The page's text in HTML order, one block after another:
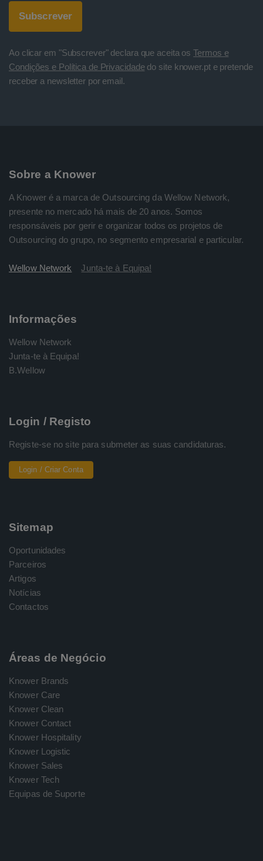
Ao clicar em "Subscrever" declara que aceita osTermos e
Condições e Política de Privacidadedo site knower.pt e pretende
receber a newsletter por email.
Sobre a Knower
A Knower é a marca de Outsourcing da Wellow Network,
presente no mercado há mais de 20 anos. Somos
responsáveis por gerir e organizar todos os projetos de
Outsourcing do grupo, no segmento empresarial e particular.
Wellow Network Junta-te à Equipa!
Informações
Wellow Network
Junta-te à Equipa!
B.Wellow
Login / Registo
Registe-se no site para submeter as suas candidaturas.
Login / Criar Conta
Sitemap
Oportunidades
Parceiros
Artigos
Notícias
Contactos
Áreas de Negócio
Knower Brands
Knower Care
Knower Clean
Knower Contact
Knower Hospitality
Knower Logistic
Knower Sales
Knower Tech
Equipas de Suporte